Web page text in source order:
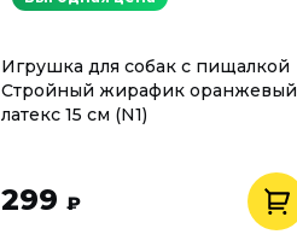
Игрушка для собак с пищалкой
Стройный жирафик оранжевый
латекс 15 см (N1)
299 ₽